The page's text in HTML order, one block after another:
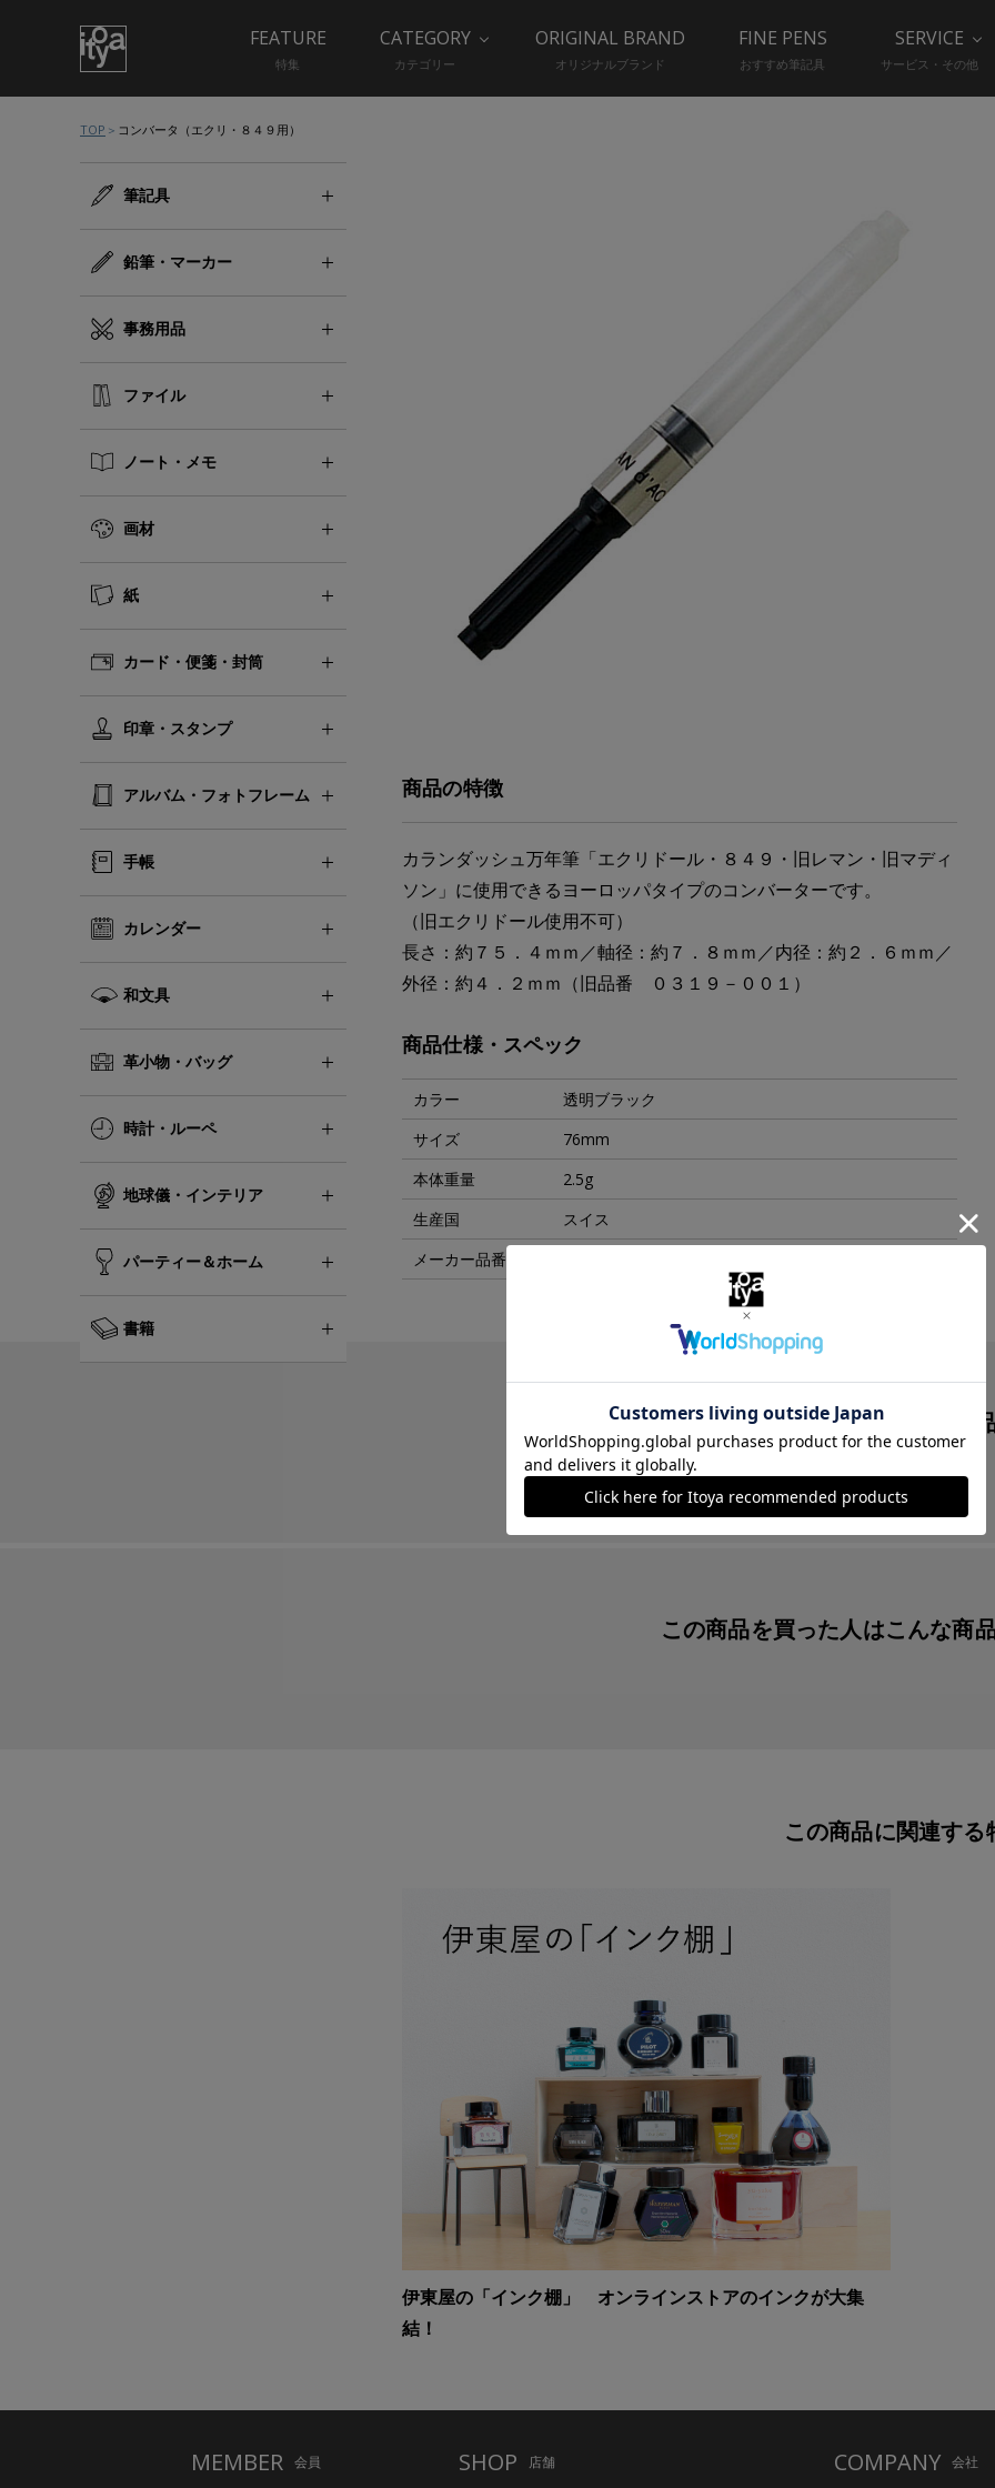
FEATURE
特集
CATEGORY
カテゴリー
ORIGINAL BRAND
オリジナルブランド
FINE PENS
おすすめ筆記具
SERVICE
サービス・その他
TOP コンバータ（エクリ・８４９用）
筆記具
鉛筆・マーカー
事務用品
ファイル
ノート・メモ
画材
紙
カード・便箋・封筒
印章・スタンプ
アルバム・フォトフレーム
手帳
カレンダー
和文具
革小物・バッグ
時計・ルーペ
地球儀・インテリア
パーティー＆ホーム
書籍
商品の特徴
カランダッシュ万年筆「エクリドール・８４９・旧レマン・旧マディ
ソン」に使用できるヨーロッパタイプのコンバーターです。
（旧エクリドール使用不可）
長さ：約７５．４ｍｍ／軸径：約７．８ｍｍ／内径：約２．６ｍｍ／
外径：約４．２ｍｍ（旧品番 ０３１９－００１）
商品仕様・スペック
カラー
透明ブラック
サイズ
76mm
本体重量
2.5g
生産国
スイス
メーカー品番
この商品を見た人は こんな商
この商品を買った人はこんな商
この商品に関連する
伊東屋の「インク棚」 オンラインストアのインクが大集
結！
MEMBER 会員 SHOP 店舗 COMPANY 会社